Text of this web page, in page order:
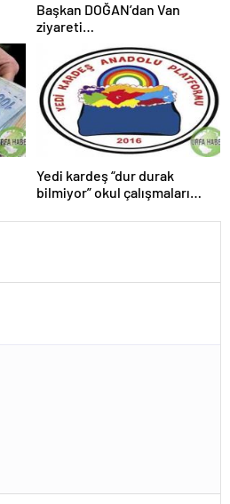
Başkan DOĞAN’dan Van
ziyareti…
Yedi kardeş “dur durak
bilmiyor” okul çalışmaları